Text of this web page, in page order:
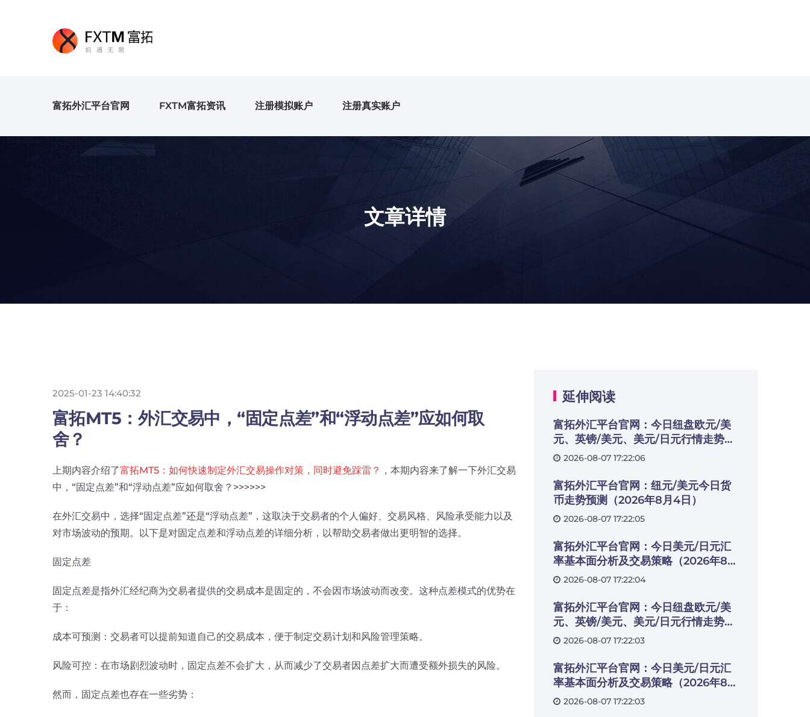
富拓外汇平台官网 FXTM富拓资讯 注册模拟账户 注册真实账户
文章详情
2025-01-23 14:40:32
富拓MT5：外汇交易中，“固定点差”和“浮动点差”应如何取
舍？
上期内容介绍了富拓MT5：如何快速制定外汇交易操作对策，同时避免踩雷？ ，本期内容来了解一下外汇交易
中，“固定点差”和“浮动点差”应如何取舍？>>>>>>
在外汇交易中，选择“固定点差”还是“浮动点差”，这取决于交易者的个人偏好、交易风格、风险承受能力以及
对市场波动的预期。以下是对固定点差和浮动点差的详细分析，以帮助交易者做出更明智的选择。
固定点差
固定点差是指外汇经纪商为交易者提供的交易成本是固定的，不会因市场波动而改变。这种点差模式的优势在
于：
成本可预测：交易者可以提前知道自己的交易成本，便于制定交易计划和风险管理策略。
风险可控：在市场剧烈波动时，固定点差不会扩大，从而减少了交易者因点差扩大而遭受额外损失的风险。
然而，固定点差也存在一些劣势：
延伸阅读
富拓外汇平台官网：今日纽盘欧元/美
元、英镑/美元、美元/日元行情走势交
易策略（2026年8月3日）
2026-08-07 17:22:06
富拓外汇平台官网：纽元/美元今日货
币走势预测（2026年8月4日）
2026-08-07 17:22:05
富拓外汇平台官网：今日美元/日元汇
率基本面分析及交易策略（2026年8月
4日）
2026-08-07 17:22:04
富拓外汇平台官网：今日纽盘欧元/美
元、英镑/美元、美元/日元行情走势交
易策略（2026年8月4日）
2026-08-07 17:22:03
富拓外汇平台官网：今日美元/日元汇
率基本面分析及交易策略（2026年8月
5日）
2026-08-07 17:22:03